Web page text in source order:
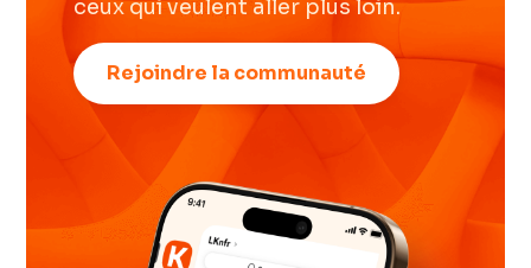
ceux qui veulent aller plus loin.
Rejoindre la communauté